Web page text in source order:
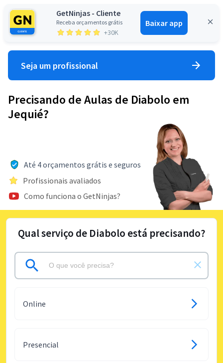
GetNinjas - Cliente
Receba orçamentos grátis
+30K
Baixar app
Entrar
Seja um profissional
Precisando de Aulas de Diabolo em
Jequié?
Até 4 orçamentos grátis e seguros
Profissionais avaliados
Como funciona o GetNinjas?
Qual serviço de Diabolo está precisando?
Online
Presencial